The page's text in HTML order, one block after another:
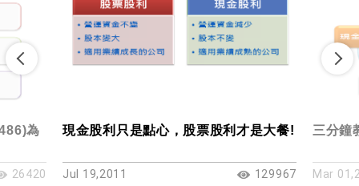
為
26420
現金股利只是點心，股票股利才是大餐!
Jul 19,2011 129967
三分鐘
Mar